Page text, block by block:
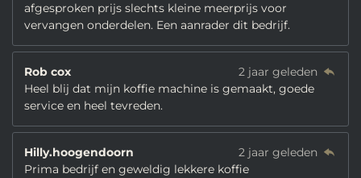
afgesproken prijs slechts kleine meerprijs voor
vervangen onderdelen. Een aanrader dit bedrijf.
Rob cox
2 jaar geleden
Heel blij dat mijn koffie machine is gemaakt, goede
service en heel tevreden.
Hilly.hoogendoorn
2 jaar geleden
Prima bedrijf en geweldig lekkere koffie